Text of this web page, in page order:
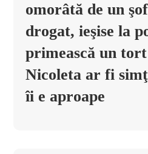
omorâtă de un
drogat, ieşise la
primească un
Nicoleta ar fi
îi e aproape